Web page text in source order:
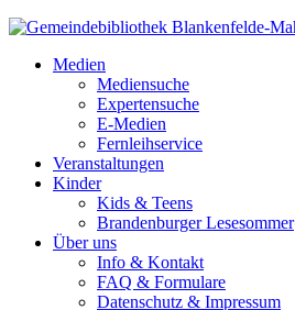
Medien
Mediensuche
Expertensuche
E-Medien
Fernleihservice
Veranstaltungen
Kinder
Kids & Teens
Brandenburger Lesesommer
Über uns
Info & Kontakt
FAQ & Formulare
Datenschutz & Impressum